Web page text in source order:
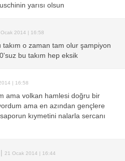
yarısı olsun
Ocak 2014 | 16:58
takım o zaman tam olur şampiyon
bu takım hep eksik
| 16:58
ama volkan hamlesi doğru bir
ama en azından gençlere
kıymetini nalarla sercanı
| 21 Ocak 2014 | 16:44